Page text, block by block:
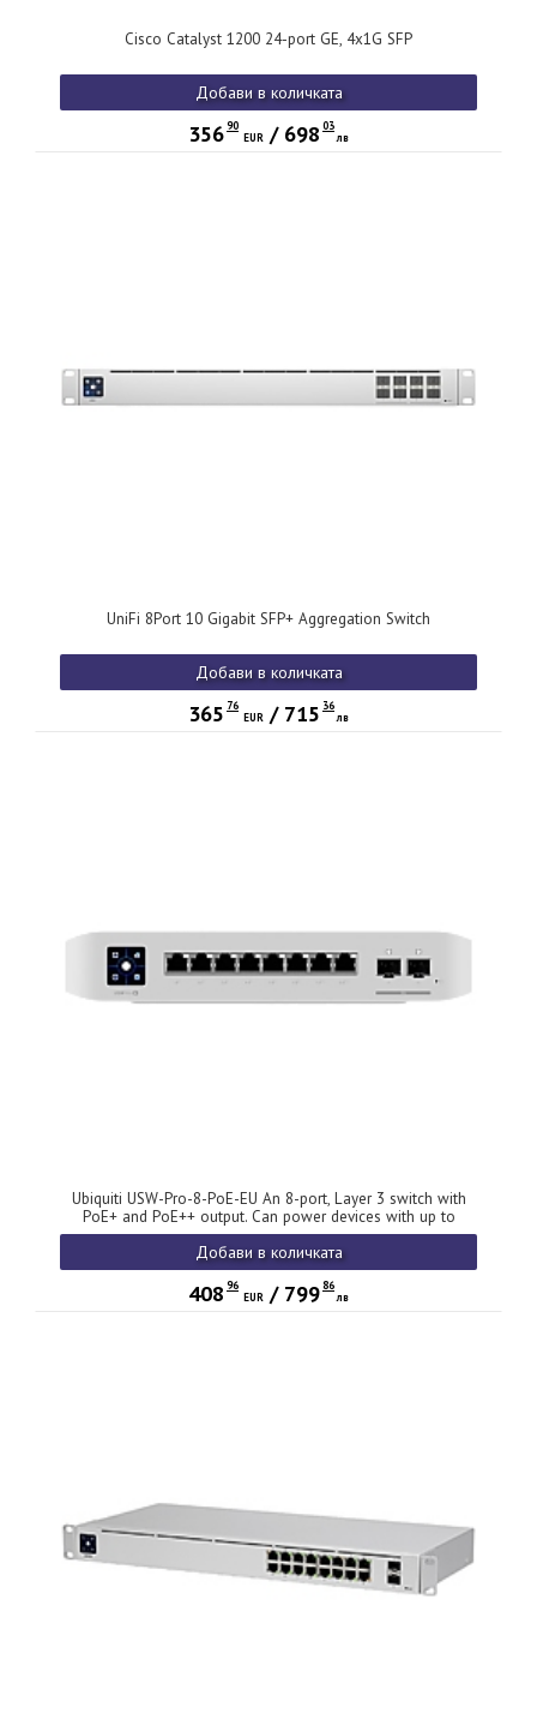
Cisco Catalyst 1200 24-port GE, 4x1G SFP
Добави в количката
35690
EUR / 698 03
лв
UniFi 8Port 10 Gigabit SFP+ Aggregation Switch
Добави в количката
365 76
EUR / 715 36
лв
Ubiquiti USW-Pro-8-PoE-EU An 8-port, Layer 3 switch with
PoE+ and PoE++ output. Can power devices with up to
120W, with a power consumption of 30W (Excluding PoE
output)
Добави в количката
408 96
EUR / 79986
лв